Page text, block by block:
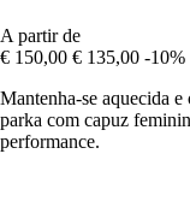
A partir de
€ 150,00 € 135,00 -10%
Mantenha-se aquecida
parka com capuz
performance.